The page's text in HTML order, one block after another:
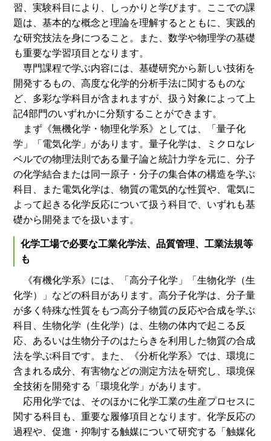
習、実験科目により、しっかりと学びます。ここでの課
題は、基本的な概念と理論を理解するとともに、実践的
な研究技法を身につること。また、数学や物理学の基礎
も重要な学習項目となります。
専門課程で学ぶ内容には、基礎研究から新しい技術を
開発するもの、高度な化学的分析手法に関するものな
ど、多彩な学科目が含まれますが、扱う対象によって上
記4部門のいずれかに分類することができます。
まず《無機化学・物理化学系》としては、「量子化
学」「電気化学」があります。量子化学は、ミクロなレ
ベルでの物理法則である量子論と統計力学を元に、分子
の化学結合または同一原子・分子の集合体の構造を学ぶ
科目、また電気化学は、物質の電気的な性質や、電気に
よって起きる化学反応について扱う科目で、いずれも基
礎から開発までを扱います。
化学工場で必要な工業化学法、品質管理、工業法規等
も
《有機化学系》には、「高分子化学」「生物化学（生
化学）」などの科目があります。高分子化学は、分子量
が多く特殊な性質をもつ高分子物質の反応や合成を学ぶ
科目、生物化学（生化学）は、生物の体内で起こる反
応、あるいは生物分子のはたらきを利用した物質の合成
法を学ぶ科目です。また、《分析化学系》では、環境に
含まれる成分、有害物などの測定方法を研究し、環境保
全技術を開発する「環境化学」があります。
応用化学では、そのほかに化学工業の生産プロセスに
関する科目も、重要な履修項目となります。化学反応の
過程や、促進・抑制する触媒について研究する「触媒化